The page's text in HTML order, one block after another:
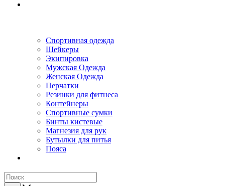
Спортивная одежда
Шейкеры
Экипировка
Мужская Одежда
Женская Одежда
Перчатки
Резинки для фитнеса
Контейнеры
Спортивные сумки
Бинты кистевые
Магнезия для рук
Бутылки для питья
Пояса